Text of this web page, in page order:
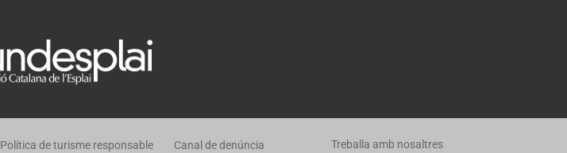
Política de turisme responsable Treballa amb nosaltres
Canal de denúncia